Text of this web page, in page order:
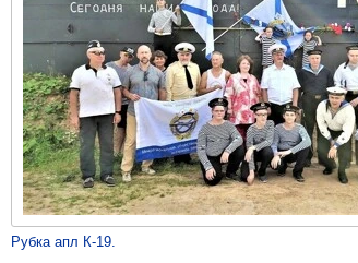
Рубка апл К-19.